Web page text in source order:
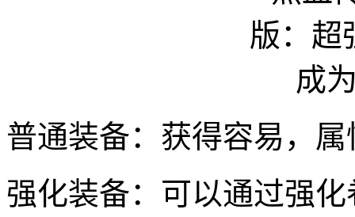
普通装备：获得容易，
强化装备：可以通过强